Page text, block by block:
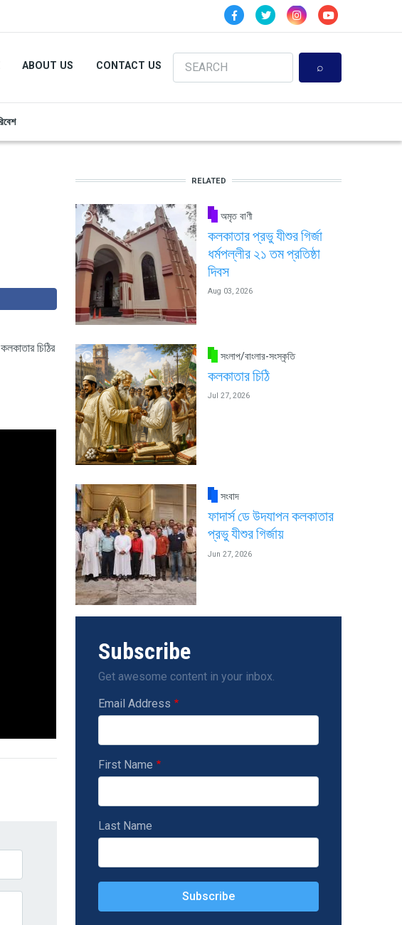
ABOUT US CONTACT US Search
চিঠির
RELATED
অমৃত বাণী
কলকাতার প্রভু যীশুর গির্জা
ধর্মপল্লীর ২১ তম প্রতিষ্ঠা
দিবস
Aug 03, 2026
সংলাপ/বাংলার-সংস্কৃতি
কলকাতার চিঠি
Jul 27, 2026
সংবাদ
ফাদার্স ডে উদযাপন কলকাতার
প্রভু যীশুর গির্জায়
Jun 27, 2026
Subscribe
Get awesome content in your inbox.
Email Address
First Name
Last Name